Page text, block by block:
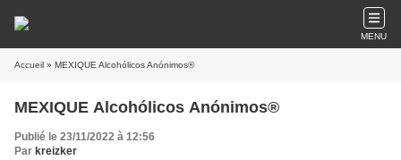
MENU
Accueil » MEXIQUE Alcohólicos Anónimos®
MEXIQUE Alcohólicos Anónimos®
Publié le 23/11/2022 à 12:56
Par kreizker